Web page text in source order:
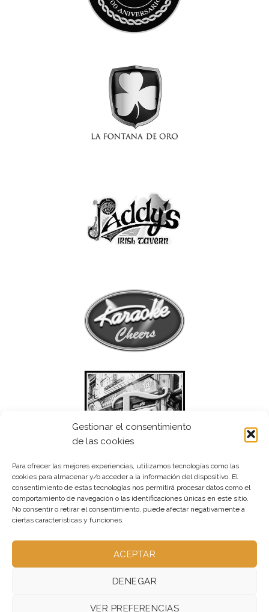
Gestionar el consentimiento
de las cookies
Para ofrecer las mejores experiencias, utilizamos tecnologías como las
cookies para almacenar y/o acceder a la información del dispositivo. El
consentimiento de estas tecnologías nos permitirá procesar datos como el
comportamiento de navegación o las identificaciones únicas en este sitio.
No consentir o retirar el consentimiento, puede afectar negativamente a
ciertas características y funciones.
ACEPTAR
DENEGAR
VER PREFERENCIAS